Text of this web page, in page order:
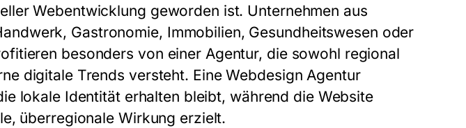
Webentwicklung geworden ist. Unternehmen aus
Gastronomie, Immobilien, Gesundheitswesen oder
besonders von einer Agentur, die sowohl regional
digitale Trends versteht. Eine Webdesign Agentur
lokale Identität erhalten bleibt, während die Website
überregionale Wirkung erzielt.